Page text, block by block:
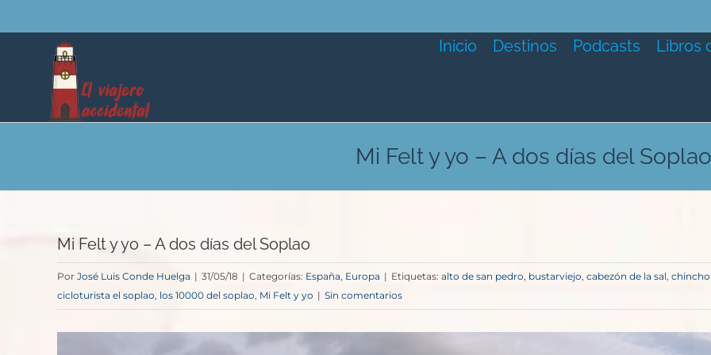
al
contenido
Inicio Destinos Podcasts Libros
Mi Felt y yo – A dos días del Soplao
Mi Felt y yo – A dos días del Soplao
Por José Luis Conde Huelga | 31/05/18 | Categorías: España, Europa | Etiquetas: alto de san pedro, bustarviejo, cabezón de la sal,
cicloturista el soplao, los 10000 del soplao, Mi Felt y yo | Sin comentarios